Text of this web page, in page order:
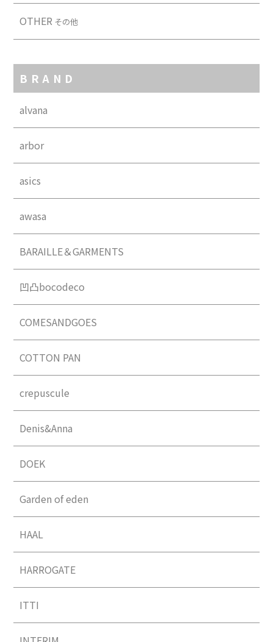
OTHER その他
BRAND
alvana
arbor
asics
awasa
BARAILLE＆GARMENTS
凹凸bocodeco
COMESANDGOES
COTTON PAN
crepuscule
Denis&Anna
DOEK
Garden of eden
HAAL
HARROGATE
ITTI